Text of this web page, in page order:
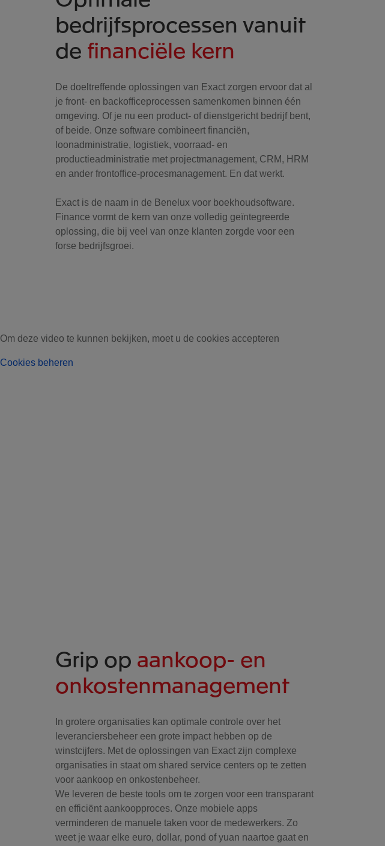
bedrijfsprocessen vanuit
de financiële kern
De doeltreffende oplossingen van Exact zorgen ervoor dat al
je front- en backofficeprocessen samenkomen binnen één
omgeving. Of je nu een product- of dienstgericht bedrijf bent,
of beide. Onze software combineert financiën,
loonadministratie, logistiek, voorraad- en
productieadministratie met projectmanagement, CRM, HRM
en ander frontoffice-procesmanagement. En dat werkt.
Exact is de naam in de Benelux voor boekhoudsoftware.
Finance vormt de kern van onze volledig geïntegreerde
oplossing, die bij veel van onze klanten zorgde voor een
forse bedrijfsgroei.
Om deze video te kunnen bekijken, moet u de cookies accepteren
Cookies beheren
Grip op aankoop- en
onkostenmanagement
In grotere organisaties kan optimale controle over het
leveranciersbeheer een grote impact hebben op de
winstcijfers. Met de oplossingen van Exact zijn complexe
organisaties in staat om shared service centers op te zetten
voor aankoop en onkostenbeheer.
We leveren de beste tools om te zorgen voor een transparant
en efficiënt aankoopproces. Onze mobiele apps
verminderen de manuele taken voor de medewerkers. Zo
weet je waar elke euro, dollar, pond of yuan naartoe gaat en